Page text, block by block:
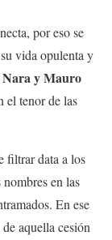
por eso se
vida opulenta y
y Mauro
el tenor de las
filtrar data a los
en las
En ese
aquella cesión